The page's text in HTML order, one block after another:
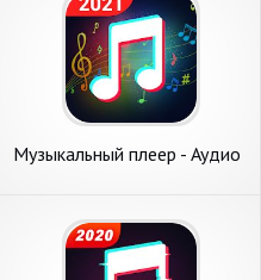
Музыкальный плеер - Аудио